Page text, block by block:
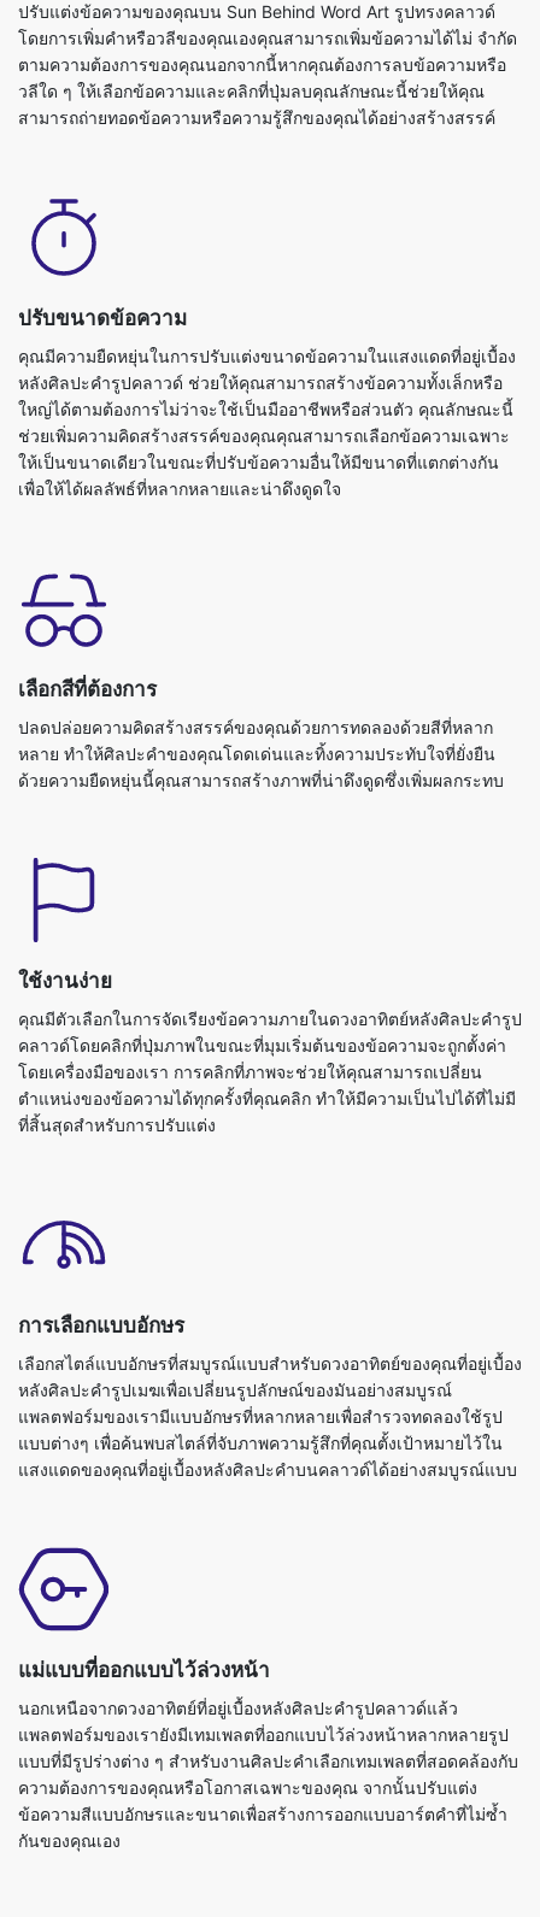
ปรับแต่งข้อความของคุณบน Sun Behind Word Art รูปทรงคลาวด์
โดยการเพิ่มคำหรือวลีของคุณเองคุณสามารถเพิ่มข้อความได้ไม่ จำกัด
ตามความต้องการของคุณนอกจากนี้หากคุณต้องการลบข้อความหรือ
วลีใด ๆ ให้เลือกข้อความและคลิกที่ปุ่มลบคุณลักษณะนี้ช่วยให้คุณ
สามารถถ่ายทอดข้อความหรือความรู้สึกของคุณได้อย่างสร้างสรรค์
ปรับขนาดข้อความ
คุณมีความยืดหยุ่นในการปรับแต่งขนาดข้อความในแสงแดดที่อยู่เบื้อง
หลังศิลปะคำรูปคลาวด์ ช่วยให้คุณสามารถสร้างข้อความทั้งเล็กหรือ
ใหญ่ได้ตามต้องการไม่ว่าจะใช้เป็นมืออาชีพหรือส่วนตัว คุณลักษณะนี้
ช่วยเพิ่มความคิดสร้างสรรค์ของคุณคุณสามารถเลือกข้อความเฉพาะ
ให้เป็นขนาดเดียวในขณะที่ปรับข้อความอื่นให้มีขนาดที่แตกต่างกัน
เพื่อให้ได้ผลลัพธ์ที่หลากหลายและน่าดึงดูดใจ
เลือกสีที่ต้องการ
ปลดปล่อยความคิดสร้างสรรค์ของคุณด้วยการทดลองด้วยสีที่หลาก
หลาย ทำให้ศิลปะคำของคุณโดดเด่นและทิ้งความประทับใจที่ยั่งยืน
ด้วยความยืดหยุ่นนี้คุณสามารถสร้างภาพที่น่าดึงดูดซึ่งเพิ่มผลกระทบ
ใช้งานง่าย
คุณมีตัวเลือกในการจัดเรียงข้อความภายในดวงอาทิตย์หลังศิลปะคำรูป
คลาวด์โดยคลิกที่ปุ่มภาพในขณะที่มุมเริ่มต้นของข้อความจะถูกตั้งค่า
โดยเครื่องมือของเรา การคลิกที่ภาพจะช่วยให้คุณสามารถเปลี่ยน
ตำแหน่งของข้อความได้ทุกครั้งที่คุณคลิก ทำให้มีความเป็นไปได้ที่ไม่มี
ที่สิ้นสุดสำหรับการปรับแต่ง
การเลือกแบบอักษร
เลือกสไตล์แบบอักษรที่สมบูรณ์แบบสำหรับดวงอาทิตย์ของคุณที่อยู่เบื้อง
หลังศิลปะคำรูปเมฆเพื่อเปลี่ยนรูปลักษณ์ของมันอย่างสมบูรณ์
แพลตฟอร์มของเรามีแบบอักษรที่หลากหลายเพื่อสำรวจทดลองใช้รูป
แบบต่างๆ เพื่อค้นพบสไตล์ที่จับภาพความรู้สึกที่คุณตั้งเป้าหมายไว้ใน
แสงแดดของคุณที่อยู่เบื้องหลังศิลปะคำบนคลาวด์ได้อย่างสมบูรณ์แบบ
แม่แบบที่ออกแบบไว้ล่วงหน้า
นอกเหนือจากดวงอาทิตย์ที่อยู่เบื้องหลังศิลปะคำรูปคลาวด์แล้ว
แพลตฟอร์มของเรายังมีเทมเพลตที่ออกแบบไว้ล่วงหน้าหลากหลายรูป
แบบที่มีรูปร่างต่าง ๆ สำหรับงานศิลปะคำเลือกเทมเพลตที่สอดคล้องกับ
ความต้องการของคุณหรือโอกาสเฉพาะของคุณ จากนั้นปรับแต่ง
ข้อความสีแบบอักษรและขนาดเพื่อสร้างการออกแบบอาร์ตคำที่ไม่ซ้ำ
กันของคุณเอง